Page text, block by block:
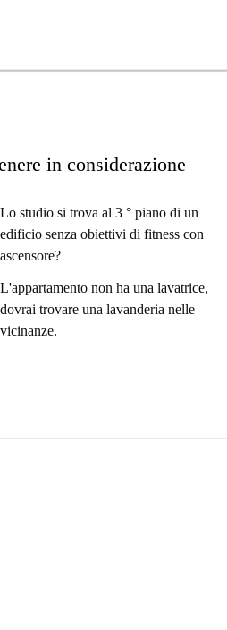
questa casa è semplice ma
che cerca solo l'essenziale vicino
si trovano nelle vicinanze.
fermate nelle vicinanze.
Bruxelles. È piccolo, ma è
in considerazione
Lo studio si trova al 3 ° piano di un
edificio senza obiettivi di fitness con
ascensore?
L'appartamento non ha una lavatrice,
dovrai trovare una lavanderia nelle
vicinanze.